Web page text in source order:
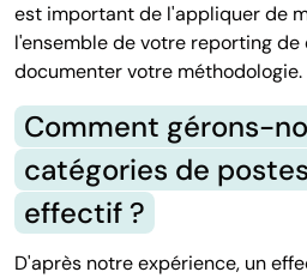
est important de l'appliquer de
l'ensemble de votre reporting de
documenter votre méthodologie.
Comment gérons-
catégories de
effectif ?
D'après notre expérience, un